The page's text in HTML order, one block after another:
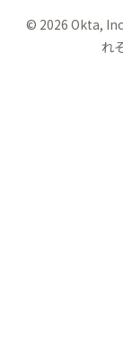
© 2026 Okta,
れ